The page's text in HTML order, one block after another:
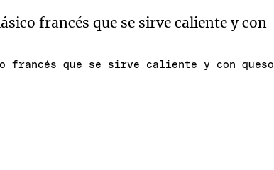
francés que se sirve caliente y con queso